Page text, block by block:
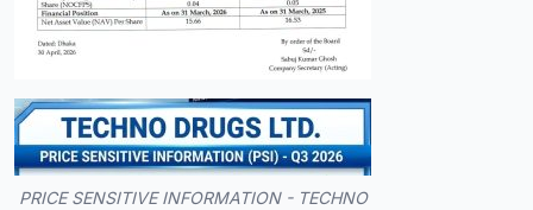
PRICE SENSITIVE INFORMATION - TECHNO